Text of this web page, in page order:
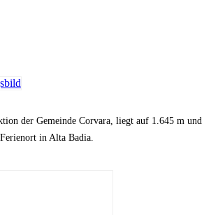
der Gemeinde Corvara, liegt auf 1.645 m und
in Alta Badia.